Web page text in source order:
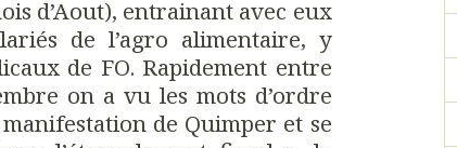
d’Aout), entrainant avec eux
de l’agro alimentaire, y
de FO. Rapidement entre
on a vu les mots d’ordre
de Quimper et se